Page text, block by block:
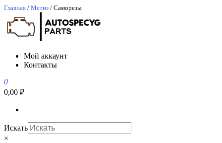
Перейти
содержимому
Главная / Метиз / Саморезы
АвтоСпецЮг
АвтоСпецЮг автозапчасти оптом и в розницу
Мой аккаунт
Контакты
0
0,00 ₽
Искать
×